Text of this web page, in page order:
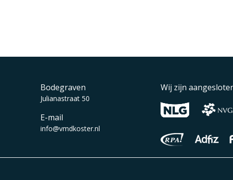
Bodegraven
Julianastraat 50
E-mail
info@vmdkoster.nl
Wij zijn